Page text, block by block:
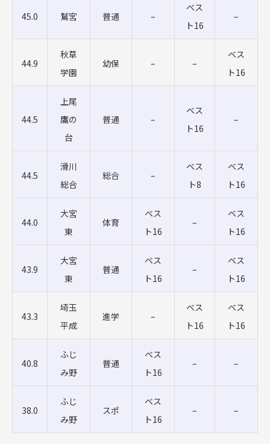
45.0 鷲宮 普通 –
ベス
ト16
–
44.9
秋草
学園
幼保 – –
ベス
ト16
44.5
上尾
鷹の
台
普通 –
ベス
ト16
–
44.5
滑川
総合
総合 –
ベス
ト8
ベス
ト16
44.0
大宮
東
体育
ベス
ト16
–
ベス
ト16
43.9
大宮
東
普通
ベス
ト16
–
ベス
ト16
43.3
埼玉
平成
進学 –
ベス
ト16
ベス
ト16
40.8
ふじ
み野
普通
ベス
ト16
– –
38.0
ふじ
み野
スポ
ベス
ト16
– –